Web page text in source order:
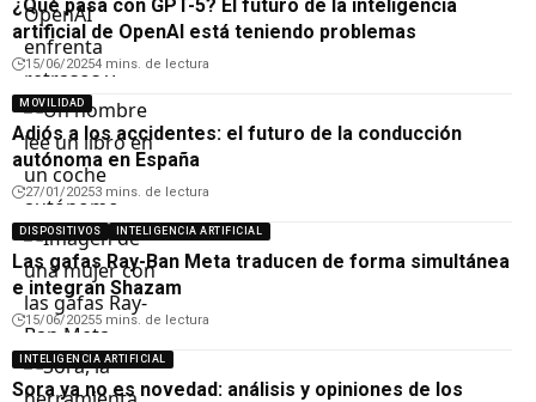
¿Qué pasa con GPT-5? El futuro de la inteligencia
artificial de OpenAI está teniendo problemas
15/06/20254 mins. de lectura
MOVILIDAD
Adiós a los accidentes: el futuro de la conducción
autónoma en España
27/01/20253 mins. de lectura
DISPOSITIVOS INTELIGENCIA ARTIFICIAL
Las gafas Ray-Ban Meta traducen de forma simultánea
e integran Shazam
15/06/20255 mins. de lectura
INTELIGENCIA ARTIFICIAL
Sora ya no es novedad: análisis y opiniones de los